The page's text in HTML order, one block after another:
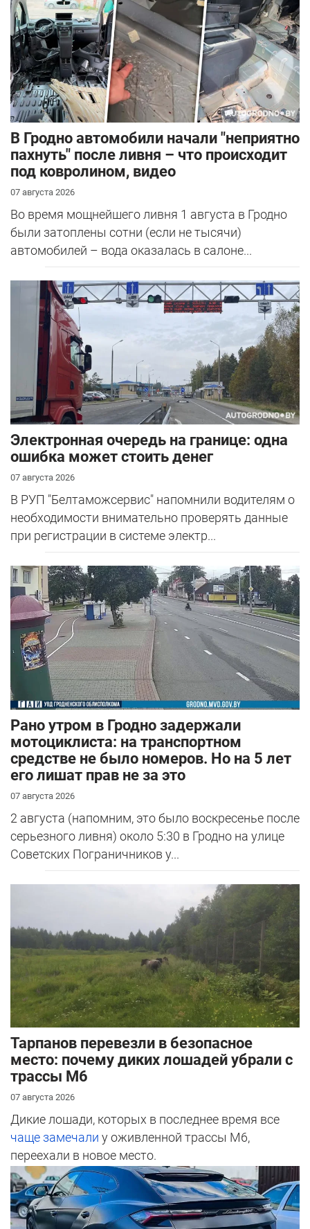
В Гродно автомобили начали "неприятно
пахнуть" после ливня – что происходит
под ковролином, видео
07 августа 2026
Во время мощнейшего ливня 1 августа в Гродно
были затоплены сотни (если не тысячи)
автомобилей – вода оказалась в салоне...
Электронная очередь на границе: одна
ошибка может стоить денег
07 августа 2026
В РУП "Белтаможсервис" напомнили водителям о
необходимости внимательно проверять данные
при регистрации в системе электр...
Рано утром в Гродно задержали
мотоциклиста: на транспортном
средстве не было номеров. Но на 5 лет
его лишат прав не за это
07 августа 2026
2 августа (напомним, это было воскресенье после
серьезного ливня) около 5:30 в Гродно на улице
Советских Пограничников у...
Тарпанов перевезли в безопасное
место: почему диких лошадей убрали с
трассы М6
07 августа 2026
Дикие лошади, которых в последнее время все
чаще замечали у оживленной трассы М6,
переехали в новое место.